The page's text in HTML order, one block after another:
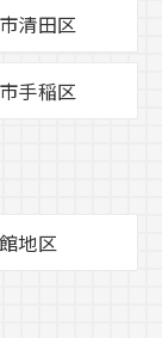
清田区
手稲区
地区